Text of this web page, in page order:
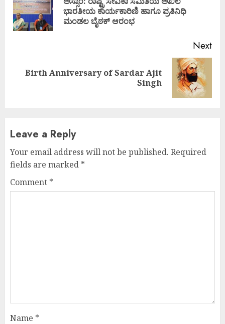
ಭಾರತೀಯ ಕಾರ್ಯಕಾರಿಣಿ ಹಾಗೂ ಪ್ರತಿನಿಧಿ
ಮಂಡಲ ಬೈಠಕ್ ಆರಂಭ
Next
Next
Birth Anniversary of Sardar Ajit
Singh
Leave a Reply
Your email address will not be published. Required
fields are marked *
Comment *
Name *